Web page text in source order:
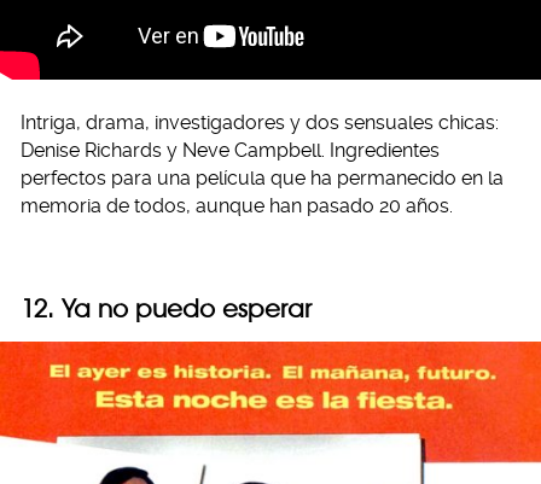
Intriga, drama, investigadores y dos sensuales chicas:
Denise Richards y Neve Campbell. Ingredientes
perfectos para una película que ha permanecido en la
memoria de todos, aunque han pasado 20 años.
12. Ya no puedo esperar